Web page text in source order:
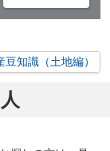
豆知識（土地編）